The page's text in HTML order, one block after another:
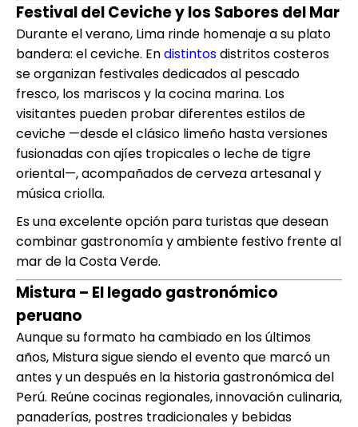
Festival del Ceviche y los Sabores del Mar
Durante el verano, Lima rinde homenaje a su plato
bandera: el ceviche. Endistintosdistritos costeros
se organizan festivales dedicados al pescado
fresco, los mariscos y la cocina marina. Los
visitantes pueden probar diferentes estilos de
ceviche —desde el clásico limeño hasta versiones
fusionadas con ajíes tropicales o leche de tigre
oriental—, acompañados de cerveza artesanal y
música criolla.
Es una excelente opción para turistas que desean
combinar gastronomía y ambiente festivo frente al
mar de la Costa Verde.
Mistura – El legado gastronómico
peruano
Aunque su formato ha cambiado en los últimos
años, Mistura sigue siendo el evento que marcó un
antes y un después en la historia gastronómica del
Perú. Reúne cocinas regionales, innovación culinaria,
panaderías, postres tradicionales y bebidas